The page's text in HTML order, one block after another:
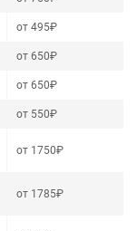
от 495₽
от 650₽
от 650₽
от 550₽
от 1750₽
от 1785₽